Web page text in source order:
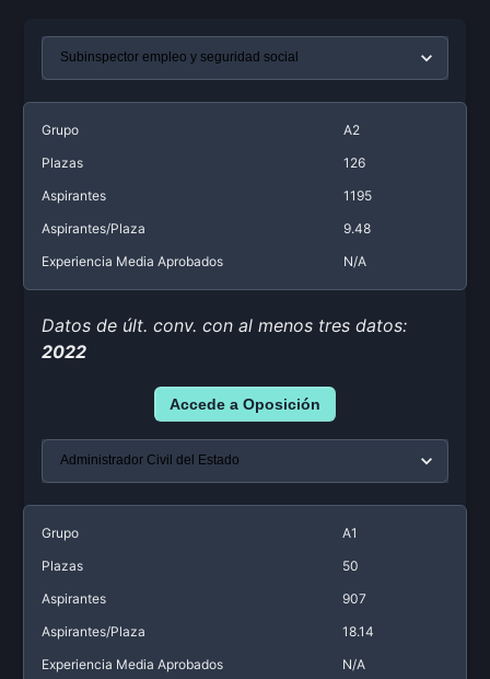
Grupo
A2
Plazas
126
Aspirantes
1195
Aspirantes/Plaza
9.48
Experiencia Media Aprobados
N/A
Datos de últ. conv. con al menos tres datos:
2022
Accede a Oposición
Grupo
A1
Plazas
50
Aspirantes
907
Aspirantes/Plaza
18.14
Experiencia Media Aprobados
N/A